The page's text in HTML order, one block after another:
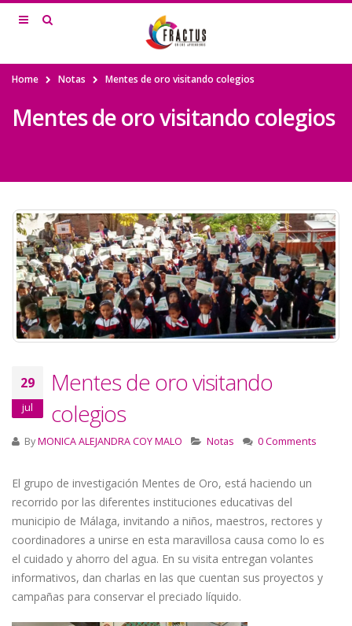
Home Notas Mentes de oro visitando colegios
Mentes de oro visitando colegios
29
jul
Mentes de oro visitando
colegios
ByMONICA ALEJANDRA COY MALO Notas 0 Comments
El grupo de investigación Mentes de Oro, está haciendo un
recorrido por las diferentes instituciones educativas del
municipio de Málaga, invitando a niños, maestros, rectores y
coordinadores a unirse en esta maravillosa causa como lo es
el cuidado y ahorro del agua. En su visita entregan volantes
informativos, dan charlas en las que cuentan sus proyectos y
campañas para conservar el preciado líquido.